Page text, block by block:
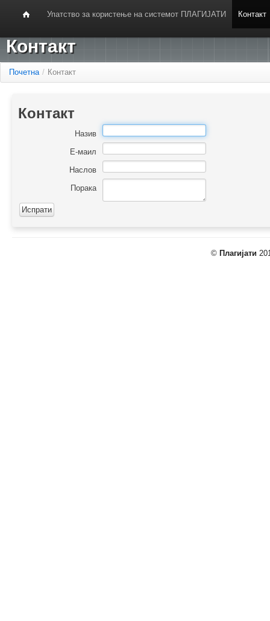
Упатство за користење на системот ПЛАГИЈАТИ Контакт
Контакт
Почетна / Контакт
Контакт
Назив
Е-маил
Наслов
Порака
© Плагијати